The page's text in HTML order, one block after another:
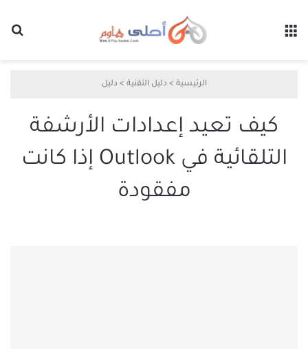
الرئيسية > دليل التقنية > دليل
كيف تعيد إعدادات الأرشفة
التلقائية في Outlook إذا كانت
مفقودة